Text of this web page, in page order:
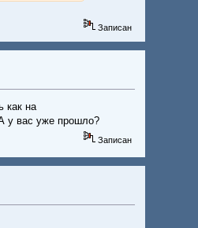
Записан
как на
у вас уже прошло?
Записан